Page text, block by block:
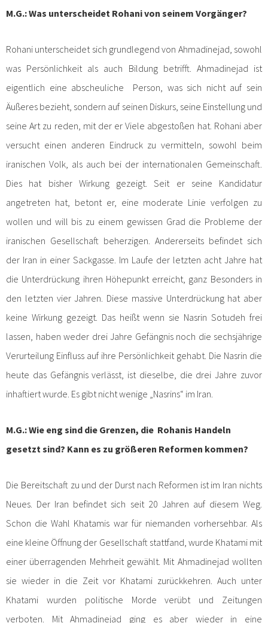
M.G.:Was unterscheidet Rohani von seinem Vorgänger?
Rohani unterscheidet sich grundlegend von Ahmadinejad, sowohl
was Persönlichkeit als auch Bildung betrifft. Ahmadinejad ist
eigentlich eine abscheuliche Person, was sich nicht auf sein
Äußeres bezieht, sondern auf seinen Diskurs, seine Einstellung und
seine Art zu reden, mit der er Viele abgestoßen hat. Rohani aber
versucht einen anderen Eindruck zu vermitteln, sowohl beim
iranischen Volk, als auch bei der internationalen Gemeinschaft.
Dies hat bisher Wirkung gezeigt. Seit er seine Kandidatur
angetreten hat, betont er, eine moderate Linie verfolgen zu
wollen und will bis zu einem gewissen Grad die Probleme der
iranischen Gesellschaft beherzigen. Andererseits befindet sich
der Iran in einer Sackgasse. Im Laufe der letzten acht Jahre hat
die Unterdrückung ihren Höhepunkt erreicht, ganz Besonders in
den letzten vier Jahren. Diese massive Unterdrückung hat aber
keine Wirkung gezeigt. Das heißt wenn sie Nasrin Sotudeh frei
lassen, haben weder drei Jahre Gefängnis noch die sechsjährige
Verurteilung Einfluss auf ihre Persönlichkeit gehabt. Die Nasrin die
heute das Gefängnis verlässt, ist dieselbe, die drei Jahre zuvor
inhaftiert wurde. Es gibt nicht wenige „Nasrins“ im Iran.
M.G.: Wie eng sind die Grenzen, die Rohanis Handeln
gesetzt sind? Kann es zu größeren Reformen kommen?
Die Bereitschaft zu und der Durst nach Reformen ist im Iran nichts
Neues. Der Iran befindet sich seit 20 Jahren auf diesem Weg.
Schon die Wahl Khatamis war für niemanden vorhersehbar. Als
eine kleine Öffnung der Gesellschaft stattfand, wurde Khatami mit
einer überragenden Mehrheit gewählt. Mit Ahmadinejad wollten
sie wieder in die Zeit vor Khatami zurückkehren. Auch unter
Khatami wurden politische Morde verübt und Zeitungen
verboten. Mit Ahmadinejad ging es aber wieder in eine